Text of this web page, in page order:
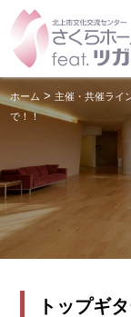
ホーム >主催・共催ライ
で！！
トップギ